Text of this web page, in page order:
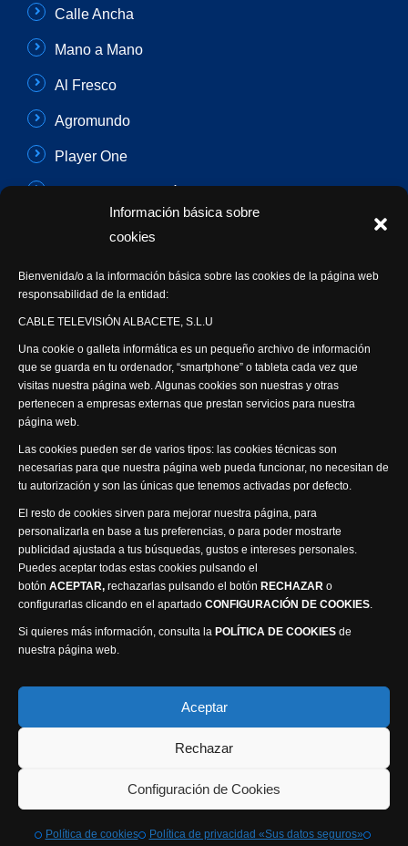
Información básica sobre
cookies
Bienvenida/o a la información básica sobre las cookies de la página web
responsabilidad de la entidad:
CABLE TELEVISIÓN ALBACETE, S.L.U
Una cookie o galleta informática es un pequeño archivo de información
que se guarda en tu ordenador, “smartphone” o tableta cada vez que
visitas nuestra página web. Algunas cookies son nuestras y otras
pertenecen a empresas externas que prestan servicios para nuestra
página web.
Las cookies pueden ser de varios tipos: las cookies técnicas son
necesarias para que nuestra página web pueda funcionar, no necesitan de
tu autorización y son las únicas que tenemos activadas por defecto.
El resto de cookies sirven para mejorar nuestra página, para
personalizarla en base a tus preferencias, o para poder mostrarte
publicidad ajustada a tus búsquedas, gustos e intereses personales.
Puedes aceptar todas estas cookies pulsando el
botón ACEPTAR, rechazarlas pulsando el botón RECHAZAR o
configurarlas clicando en el apartado CONFIGURACIÓN DE COOKIES.
Si quieres más información, consulta la POLÍTICA DE COOKIES de
nuestra página web.
Aceptar
Rechazar
Configuración de Cookies
Política de cookies Política de privacidad «Sus datos seguros»
Calle Ancha
Mano a Mano
Al Fresco
Agromundo
Player One
Síguenos
Política de privacidad
Política de cookies
Accesibilidad
Compromiso con la protección de datos personales
Visión Seis Televisión © 2014 Parque Empresarial
Ajusa, Calle 1 nº1, Ctra. Ayora - km 2.2, 02006
Albacete, España - Tel.967 240 648